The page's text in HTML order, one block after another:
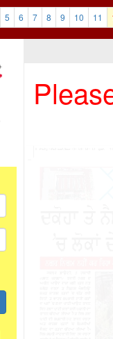
5 6 7 8 9 10 11